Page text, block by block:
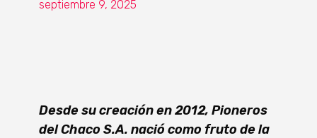
septiembre 9, 2025
Desde su creación en 2012, Pioneros
del Chaco S.A. nació como fruto de la